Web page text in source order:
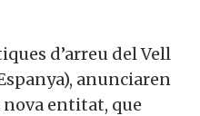
d’arreu del Vell
anunciaren
nova entitat, que